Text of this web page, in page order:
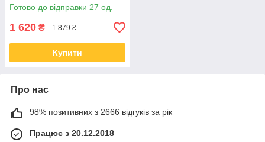
Готово до відправки 27 од.
1 620 ₴ 1 879 ₴
Купити
Про нас
98% позитивних з 2666 відгуків за рік
Працює з 20.12.2018